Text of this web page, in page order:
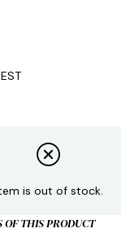
is out of stock.
OF THIS PRODUCT